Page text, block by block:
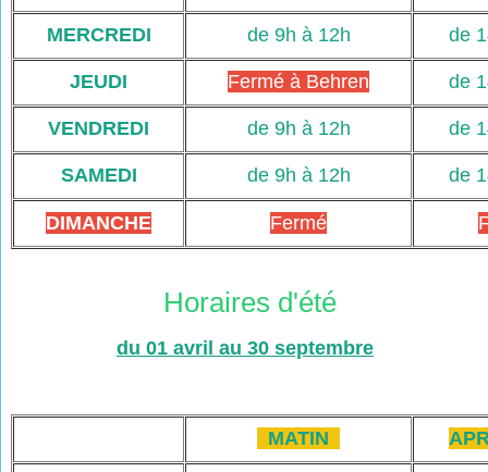
MERCREDI de 9h à 12h de
JEUDI Fermé à Behren de
VENDREDI de 9h à 12h de
SAMEDI de 9h à 12h de
DIMANCHE Fermé
Horaires d'été
du 01 avril au 30 septembre
MATIN